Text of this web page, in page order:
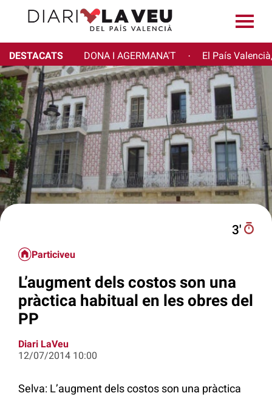
DESTACATS DONA I AGERMANA'T · El País
3′
Particiveu
L’augment dels costos son una
pràctica habitual en les obres del
PP
Diari LaVeu
12/07/2014 10:00
Selva: L’augment dels costos son una pràctica